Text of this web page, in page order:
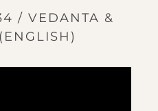
/ VEDANTA &